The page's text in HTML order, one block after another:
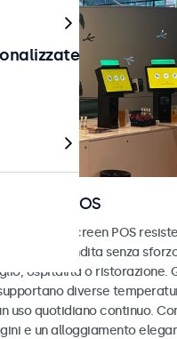
POS
e touchscreen POS
di vendita senza
ospitalità o ristorazione.
diverse
uso quotidiano continuo.
e un alloggiamento